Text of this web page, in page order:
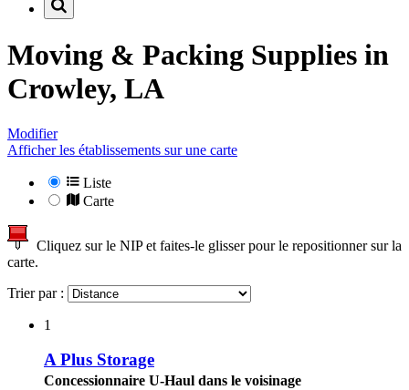
Moving & Packing Supplies in
Crowley, LA
Modifier
Afficher les établissements sur une carte
Liste
Carte
Cliquez sur le NIP et faites-le glisser pour le repositionner sur la
carte.
Trier par :
1
A Plus Storage
Concessionnaire U-Haul dans le voisinage